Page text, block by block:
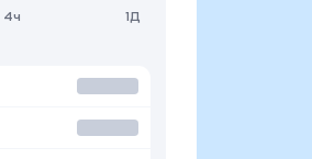
4ч 1Д